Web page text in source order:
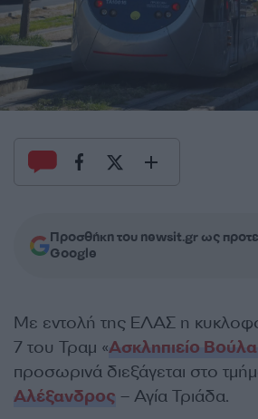
Προσθήκη του newsit.gr ως
Google
Με εντολή της ΕΛΑΣ η
7 του Τραμ «Ασκληπιείο
προσωρινά διεξάγεται στο
Αλέξανδρος – Αγία Τριάδα.